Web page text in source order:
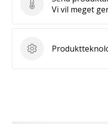
SendVi vil meget
Produktteknologi